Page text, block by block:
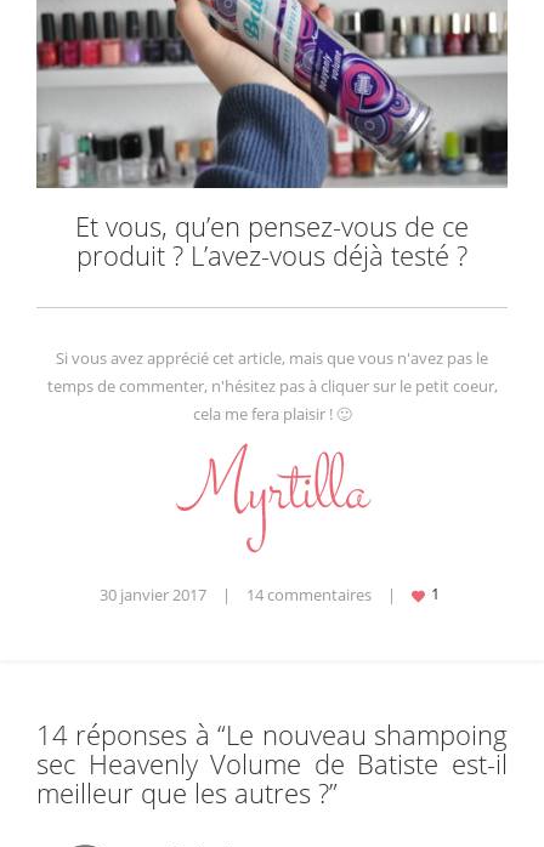
Et vous, qu’en pensez-vous de ce
produit ? L’avez-vous déjà testé ?
Si vous avez apprécié cet article, mais que vous n'avez pas le
temps de commenter, n'hésitez pas à cliquer sur le petit coeur,
cela me fera plaisir ! 🙂
30 janvier 2017 | 14 commentaires |
14 réponses à “Le nouveau shampoing
sec Heavenly Volume de Batiste est-il
meilleur que les autres ?”